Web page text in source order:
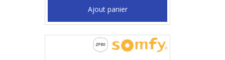
Ajout panier